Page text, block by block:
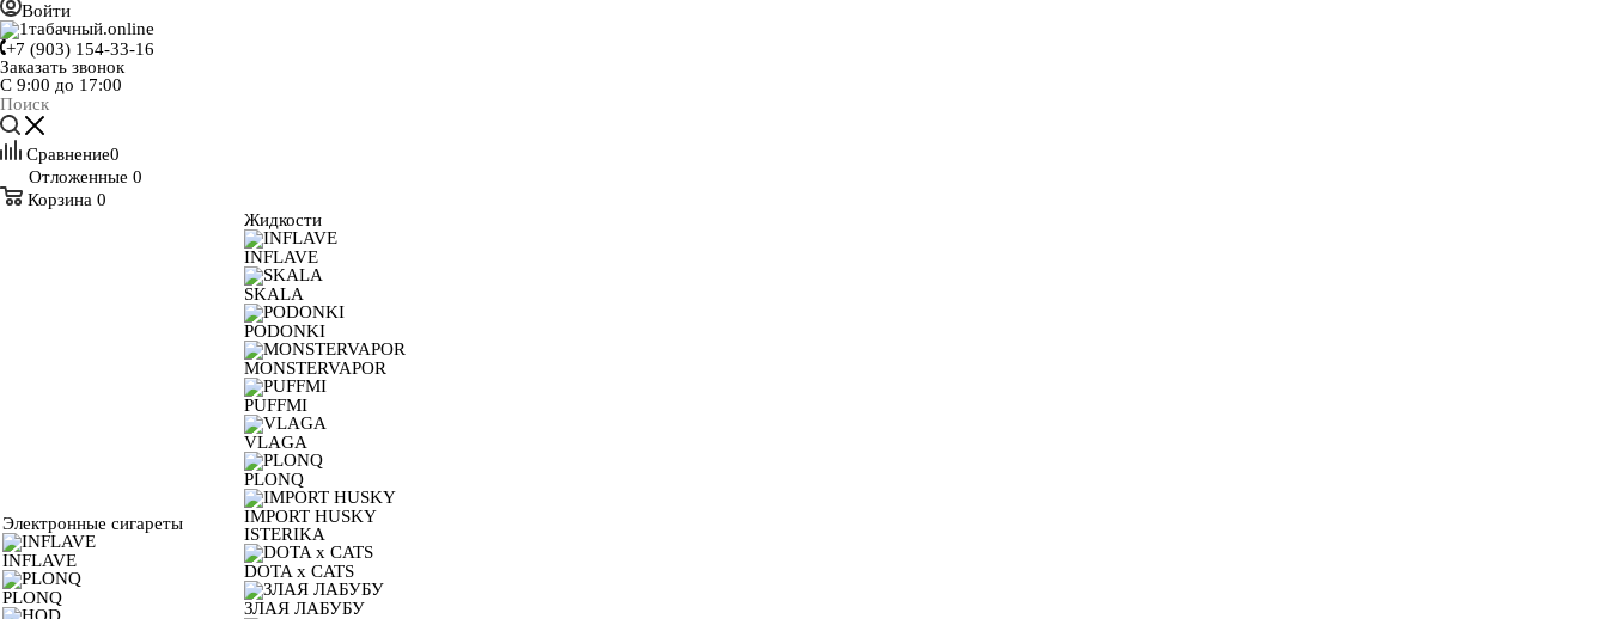
Войти
+7 (903) 154-33-16
Заказать звонок
С 9:00 до 17:00
Сравнение0
Отложенные 0
Корзина 0
Электронные сигареты
INFLAVE
PLONQ
Жидкости
INFLAVE
SKALA
PODONKI
MONSTERVAPOR
PUFFMI
VLAGA
PLONQ
IMPORT HUSKY
ISTERIKA
DOTA x CATS
ЗЛАЯ ЛАБУБУ